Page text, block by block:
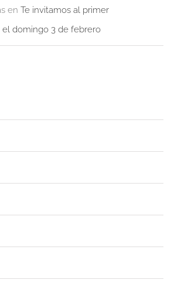
en Te invitamos al primer
el domingo 3 de febrero